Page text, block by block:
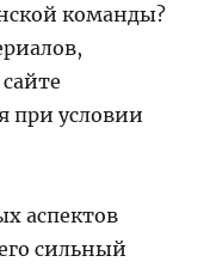
команды?
при условии
аспектов
сильный